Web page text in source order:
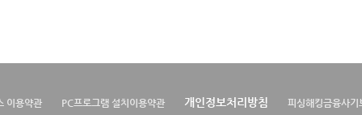
이용약관 PC프로그램 설치이용약관 개인정보처리방침 피싱해킹금융사기